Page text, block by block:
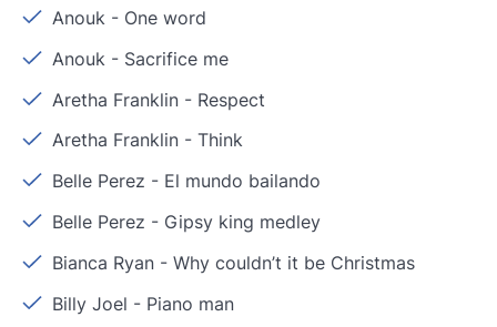
Anouk - One word
Anouk - Sacrifice me
Aretha Franklin - Respect
Aretha Franklin -Think
Belle Perez - El mundo bailando
Belle Perez - Gipsy king medley
Bianca Ryan -Why couldn’t it be Christmas
Billy Joel - Piano man